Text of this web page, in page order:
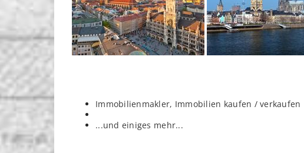
Immobilienmakler, Immobilien kaufen / verkaufen
...und einiges mehr...